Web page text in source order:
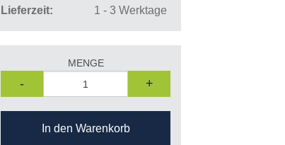
Lieferzeit
1 - 3 Werktage
MENGE
- +
In den Warenkorb